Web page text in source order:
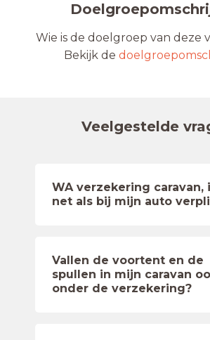
Wie is de doelgroep van deze
Bekijk de
Veelgestelde
WA verzekering caravan,
net als bij mijn auto
Vallen de voortent en de
spullen in mijn caravan
onder de verzekering?